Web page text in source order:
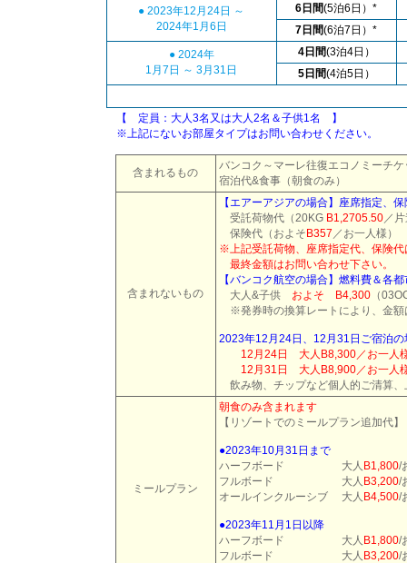
● 2023年12月24日 ～
2024年1月6日
6日間(5泊6日）*
7日間(6泊7日）*
● 2024年
1月7日 ～ 3月31日
4日間(3泊4日）
5日間(4泊5日）
【 定員：大人3名又は大人2名＆子供1名 】
※上記にないお部屋タイプはお問い合わせください。
含まれるもの
バンコク～マーレ往復エコノミーチ
宿泊代&食事（朝食のみ）
含まれないもの
【エアーアジアの場合】座席指定、
受託荷物代（20KG B1,2705.50／
保険代（およそB357 ／お一人様）
※上記受託荷物、座席指定代、保険
最終金額はお問い合わせ下さい。
【バンコク航空の場合】燃料費＆各
大人&子供
およそ B4,300（
※発券時の換算レートにより、金額
2023年12月24日、12月31日ご宿泊
12月24日 大人B8,300／お一人
12月31日 大人B8,900／お一人
飲み物、チップなど個人的ご清算、
ミールプラン
朝食のみ含まれます
【リゾートでのミールプラン追加代】
●2023年10月31日まで
ハーフボード 大人 B1,800/
フルボード 大人 B3,200/
オールインクルーシブ 大人 B4,500/
●2023年11月1日以降
ハーフボード 大人 B1,800/
フルボード 大人 B3,200/